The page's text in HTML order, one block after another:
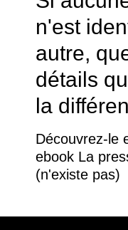
n'est
autre,
détails
la
Découvrez-le
ebook La
(n'existe pas)